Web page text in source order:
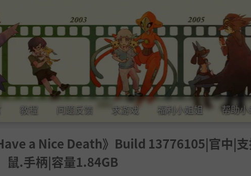
教程 问题反馈 求游戏 福利小姐姐 帮助小
a Nice Death》Build 13776105|官中|
鼠.手柄|容量1.84GB